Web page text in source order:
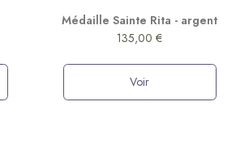
Médaille Sainte Rita - argent
135,00 €
Voir